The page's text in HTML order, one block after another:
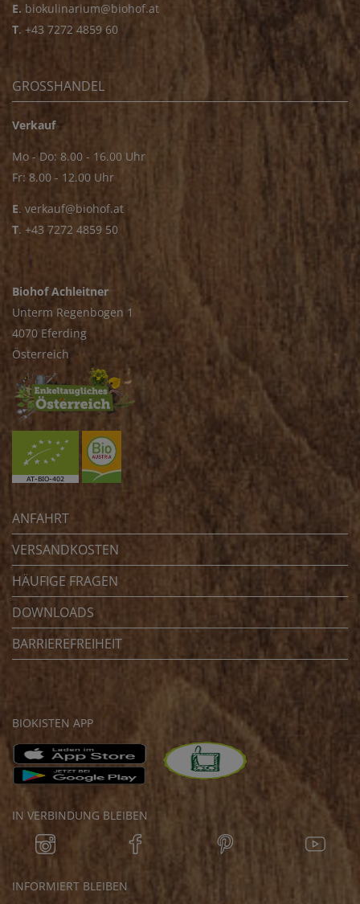
E. biokulinarium@biohof.at
T. +43 7272 4859 60
GROSSHANDEL
Verkauf
Mo - Do: 8.00 - 16.00 Uhr
Fr: 8.00 - 12.00 Uhr
E. verkauf@biohof.at
T. +43 7272 4859 50
Biohof Achleitner
Unterm Regenbogen 1
4070 Eferding
Österreich
ANFAHRT
VERSANDKOSTEN
HÄUFIGE FRAGEN
DOWNLOADS
BARRIEREFREIHEIT
BIOKISTEN APP
IN VERBINDUNG BLEIBEN
INFORMIERT BLEIBEN